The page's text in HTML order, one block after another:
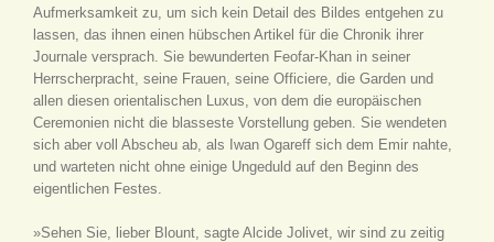
Aufmerksamkeit zu, um sich kein Detail des Bildes entgehen zu
lassen, das ihnen einen hübschen Artikel für die Chronik ihrer
Journale versprach. Sie bewunderten Feofar-Khan in seiner
Herrscherpracht, seine Frauen, seine Officiere, die Garden und
allen diesen orientalischen Luxus, von dem die europäischen
Ceremonien nicht die blasseste Vorstellung geben. Sie wendeten
sich aber voll Abscheu ab, als Iwan Ogareff sich dem Emir nahte,
und warteten nicht ohne einige Ungeduld auf den Beginn des
eigentlichen Festes.
»Sehen Sie, lieber Blount, sagte Alcide Jolivet, wir sind zu zeitig